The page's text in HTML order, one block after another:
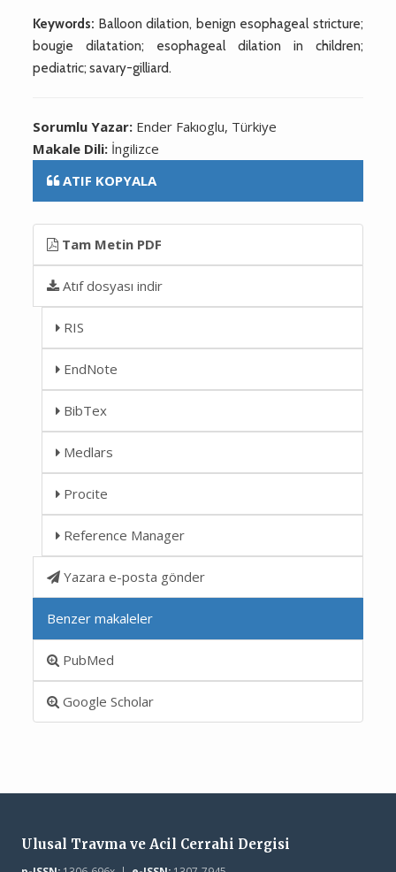
Keywords: Balloon dilation, benign esophageal stricture;
bougie dilatation; esophageal dilation in children;
pediatric; savary-gilliard.
Sorumlu Yazar: Ender Fakıoglu, Türkiye
Makale Dili: İngilizce
ATIF KOPYALA
Tam Metin PDF
Atıf dosyası indir
RIS
EndNote
BibTex
Medlars
Procite
Reference Manager
Yazara e-posta gönder
Benzer makaleler
PubMed
Google Scholar
Ulusal Travma ve Acil Cerrahi Dergisi